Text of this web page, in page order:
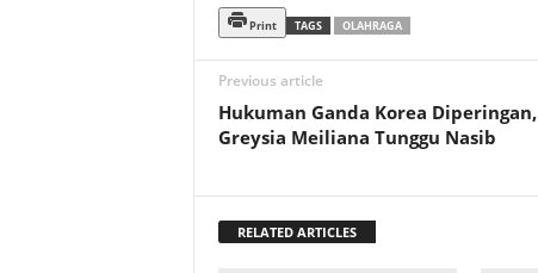
Print TAGS OLAHRAGA
Previous article
Hukuman Ganda Korea Diperingan,
Greysia Meiliana Tunggu Nasib
RELATED ARTICLES